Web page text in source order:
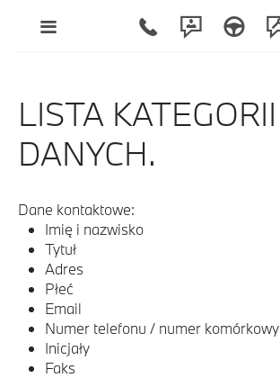
LISTA KATEGORII
DANYCH.
Dane kontaktowe:
Imię i nazwisko
Tytuł
Adres
Płeć
Email
Numer telefonu / numer komórkowy
Inicjały
Faks